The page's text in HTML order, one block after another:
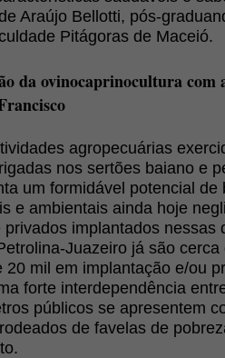
Araújo Bellotti, pós-
Pitágoras de Maceió.
da ovinocaprinocultura
agropecuárias
nos sertões baiano e
um formidável potencial de
e ambientais ainda hoje
implantados nessas
Juazeiro já são
20 mil em implantação e/ou
forte interdependência
públicos se apresentem
de favelas de